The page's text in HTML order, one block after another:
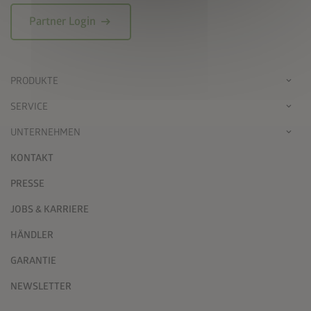
Partner Login arrow_right_alt
PRODUKTE
SERVICE
UNTERNEHMEN
KONTAKT
PRESSE
JOBS & KARRIERE
HÄNDLER
GARANTIE
NEWSLETTER